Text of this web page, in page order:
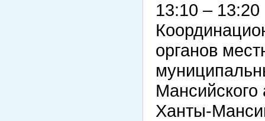
13:10 –
органов
Ханты-